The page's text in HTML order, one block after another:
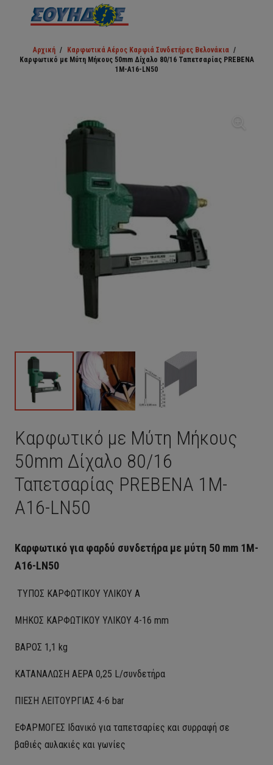
Αρχική / Καρφωτικά Αέρος Καρφιά Συνδετήρες Βελονάκια /
Καρφωτικό με Μύτη Μήκους 50mm Δίχαλο 80/16 Ταπετσαρίας PREBENA
1M-A16-LN50
Καρφωτικό με Μύτη Μήκους
50mm Δίχαλο 80/16
Ταπετσαρίας PREBENA 1M-
A16-LN50
Καρφωτικό για φαρδύ συνδετήρα με μύτη 50 mm 1M-
A16-LN50
ΤΥΠΟΣ ΚΑΡΦΩΤΙΚΟΥ ΥΛΙΚΟΥ A
ΜΗΚΟΣ ΚΑΡΦΩΤΙΚΟΥ ΥΛΙΚΟΥ 4-16 mm
ΒΑΡΟΣ 1,1 kg
ΚΑΤΑΝΑΛΩΣΗ ΑΕΡΑ 0,25 L/συνδετήρα
ΠΙΕΣΗ ΛΕΙΤΟΥΡΓΙΑΣ 4-6 bar
ΕΦΑΡΜΟΓΕΣ Ιδανικό για ταπετσαρίες και συρραφή σε
βαθιές αυλακιές και γωνίες